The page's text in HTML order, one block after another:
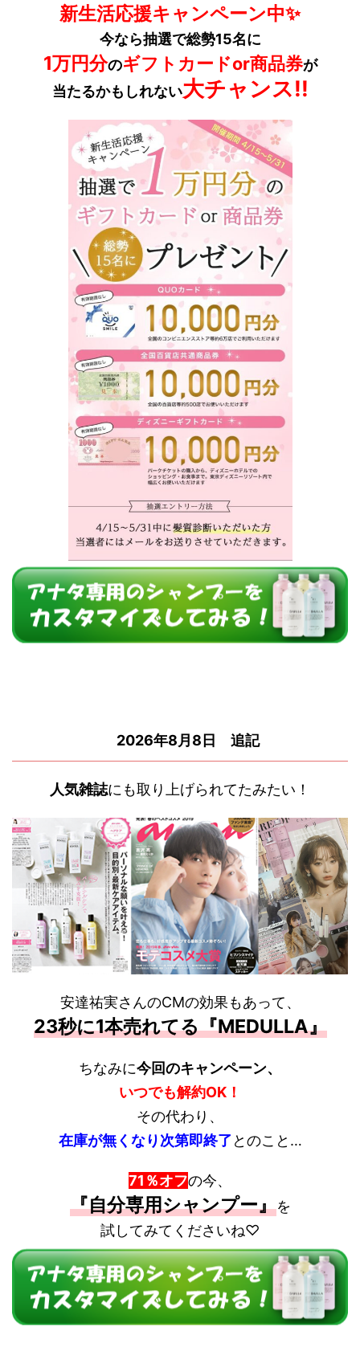
新生活応援キャンペーン中✨
今なら抽選で総勢15名に
1万円分のギフトカードor商品券が
当たるかもしれない大チャンス!!
2026年8月8日 追記
人気雑誌にも取り上げられてたみたい！
安達祐実さんのCMの効果もあって、
23秒に1本売れてる『MEDULLA』
ちなみに今回のキャンペーン、
いつでも解約OK！
その代わり、
在庫が無くなり次第即終了 とのこと…
71％オフの今、
『自分専用シャンプー』を
試してみてくださいね♡